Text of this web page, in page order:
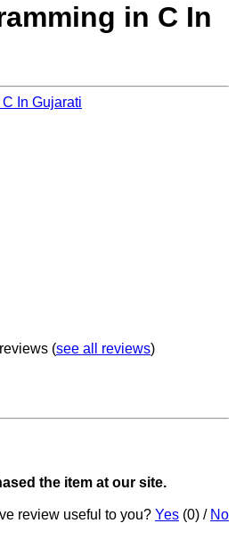
in C In
reviews (see all reviews)
the item at our site.
review useful to you? Yes (0) / No